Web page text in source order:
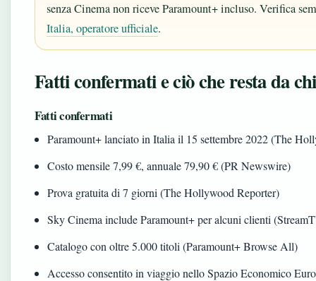
senza Cinema non riceve Paramount+ incluso. Verifica
Italia, operatore ufficiale.
Fatti confermati e ciò che resta da
Fatti confermati
Paramount+ lanciato in Italia il 15 settembre 2022 (The
Costo mensile 7,99 €, annuale 79,90 € (PR Newswire)
Prova gratuita di 7 giorni (The Hollywood Reporter)
Sky Cinema include Paramount+ per alcuni clienti
Catalogo con oltre 5.000 titoli (Paramount+ Browse All)
Accesso consentito in viaggio nello Spazio Economico